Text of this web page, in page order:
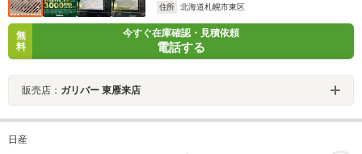
住所
北海道札幌市東区
無
料
今すぐ在庫確認・見積依頼
電話する
販売店： ガリバー 東雁来店
日産